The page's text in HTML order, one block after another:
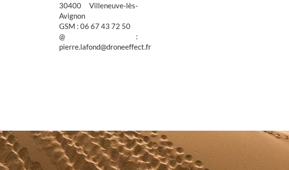
30400 Villeneuve-lès-
Avignon
GSM : 06 67 43 72 50
@ :
pierre.lafond@droneeffect.fr